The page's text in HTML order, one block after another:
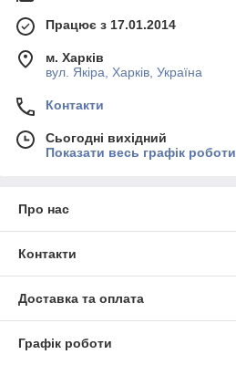
Працює з 17.01.2014
м. Харків
вул. Якіра, Харків, Україна
Контакти
Сьогодні вихідний
Показати весь графік роботи
Про нас
Контакти
Доставка та оплата
Графік роботи